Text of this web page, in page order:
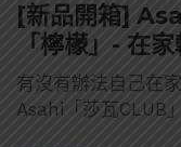
[新品開箱]
「檸檬」- 在
有沒有辦法自己在
Asahi「莎瓦CLUB